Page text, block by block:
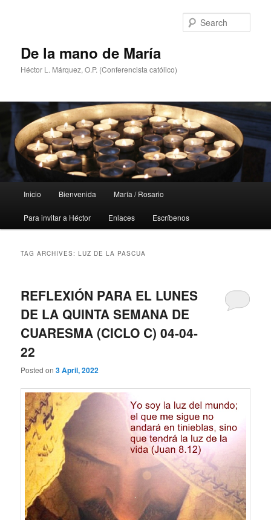
De la mano de María
Héctor L. Márquez, O.P. (Conferencista católico)
Inicio Bienvenida María / Rosario
Para invitar a Héctor Enlaces Escríbenos
TAG ARCHIVES:LUZ DE LA PASCUA
REFLEXIÓN PARA EL LUNES
DE LA QUINTA SEMANA DE
CUARESMA (CICLO C) 04-04-
22
Posted on3 April, 2022